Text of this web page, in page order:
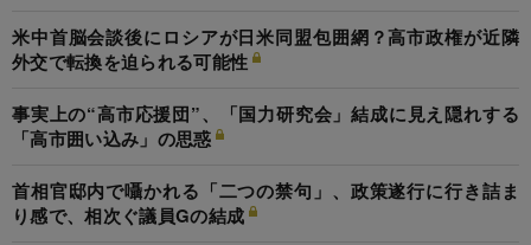
米中首脳会談後にロシアが日米同盟包囲網？高市政権が近隣
外交で転換を迫られる可能性
事実上の“高市応援団”、「国力研究会」結成に見え隠れする
「高市囲い込み」の思惑
首相官邸内で囁かれる「二つの禁句」、政策遂行に行き詰ま
り感で、相次ぐ議員Gの結成